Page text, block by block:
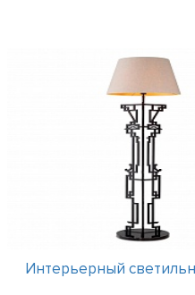
Интерьерный